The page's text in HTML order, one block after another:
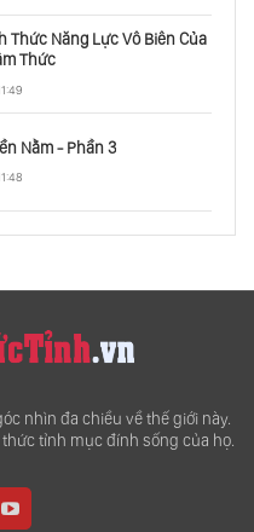
Thức Năng Lực Vô Biên Của
Thức
Nằm - Phần 3
nhìn đa chiều về thế giới này.
tỉnh mục đính sống của họ.